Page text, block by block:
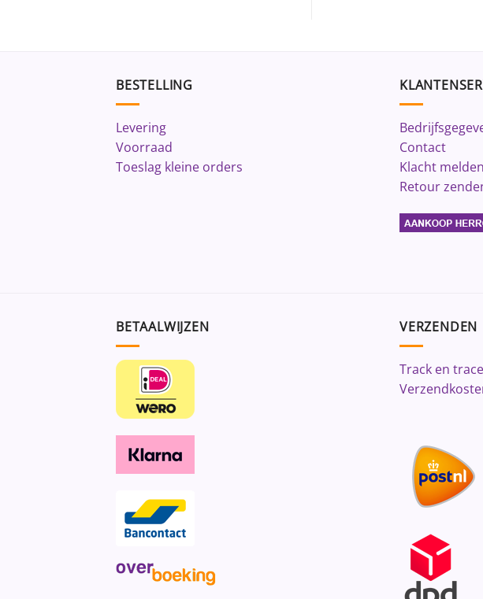
BESTELLING
Levering
Voorraad
Toeslag kleine orders
Contact
Klacht melden
Retour
BETAALWIJZEN VERZENDEN
Track en trace